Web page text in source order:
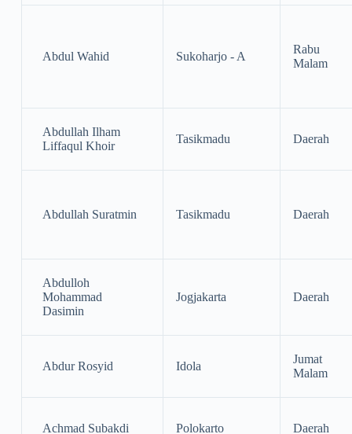
Abdul Wahid Sukoharjo - A
Rabu
Malam
Abdullah Ilham
Liffaqul Khoir
Tasikmadu Daerah
Abdullah Suratmin Tasikmadu Daerah
Abdulloh
Mohammad
Dasimin
Jogjakarta Daerah
Abdur Rosyid Idola
Jumat
Malam
Achmad Subakdi Polokarto Daerah